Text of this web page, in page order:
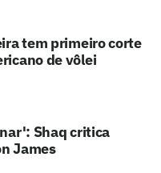
tem primeiro corte
de vôlei
Shaq critica
James